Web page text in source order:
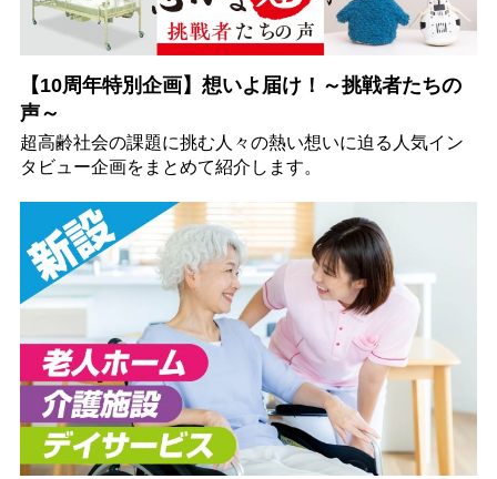
【10周年特別企画】想いよ届け！～挑戦者たちの
声～
超高齢社会の課題に挑む人々の熱い想いに迫る人気イン
タビュー企画をまとめて紹介します。